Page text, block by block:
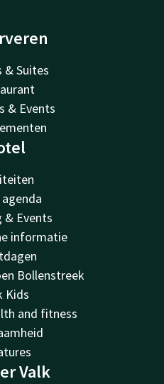
& Suites
& Events
& Events
informatie
Bollenstreek
Kids
and fitness
Valk